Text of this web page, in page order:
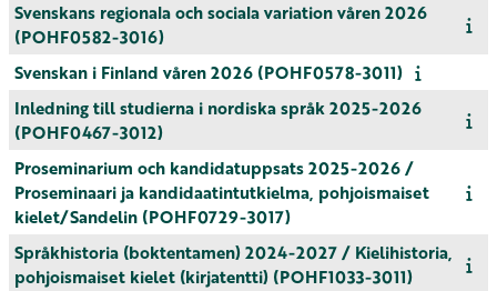
Svenskans regionala och sociala variation våren 2026
(POHF0582-3016)
Svenskan i Finland våren 2026 (POHF0578-3011)
Inledning till studierna i nordiska språk 2025-2026
(POHF0467-3012)
Proseminarium och kandidatuppsats 2025-2026 /
Proseminaari ja kandidaatintutkielma, pohjoismaiset
kielet/Sandelin (POHF0729-3017)
Språkhistoria (boktentamen) 2024-2027 / Kielihistoria,
pohjoismaiset kielet (kirjatentti) (POHF1033-3011)